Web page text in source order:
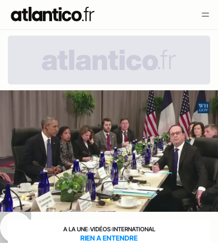
A LA UNE›VIDÉOS›INTERNATIONAL
RIEN A ENTENDRE